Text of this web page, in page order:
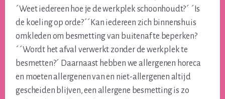
´Weet iedereen hoe je de werkplek schoonhoudt?´ ´Is
de koeling op orde?´´Kan iedereen zich binnenshuis
omkleden om besmetting van buitenaf te beperken?
´´Wordt het afval verwerkt zonder de werkplek te
besmetten?´ Daarnaast hebben we allergenen horeca
en moeten allergenen van en niet-allergenen altijd
gescheiden blijven, een allergene besmetting is zo